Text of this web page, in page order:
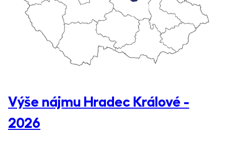
Výše nájmu Hradec Králové -
2026